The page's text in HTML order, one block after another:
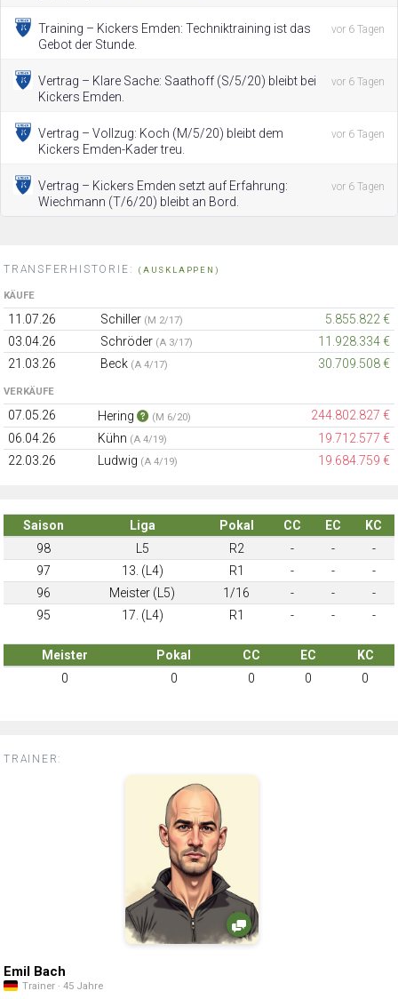
Training – Kickers Emden: Techniktraining ist das
Gebot der Stunde.
vor 6 Tagen
Vertrag – Klare Sache: Saathoff (S/5/20) bleibt bei
Kickers Emden.
vor 6 Tagen
Vertrag – Vollzug: Koch (M/5/20) bleibt dem
Kickers Emden-Kader treu.
vor 6 Tagen
Vertrag – Kickers Emden setzt auf Erfahrung:
Wiechmann (T/6/20) bleibt an Bord.
vor 6 Tagen
TRANSFERHISTORIE: (AUSKLAPPEN)
KÄUFE
11.07.26 Schiller (M 2/17)
5.855.822 €
03.04.26
Schröder (A 3/17)
11.928.334 €
21.03.26
Beck (A 4/17) 30.709.508 €
VERKÄUFE
07.05.26 Hering (M 6/20)
244.802.827 €
06.04.26
Kühn (A 4/19)
19.712.577 €
22.03.26
Ludwig (A 4/19) 19.684.759 €
Saison Liga Pokal CC EC
KC
98
L5 R2 - -
-
97
13. (L4) R1 - -
-
96
Meister (L5) 1/16 - -
-
95
17. (L4) R1 - - -
Meister Pokal CC EC
KC
0
0 0 0 0
TRAINER:
Emil Bach
Trainer · 45 Jahre